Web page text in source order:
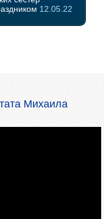
12.05.22
Михаила